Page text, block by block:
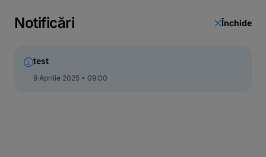
Notificări Închide
test
9 Aprilie 2025 09:00